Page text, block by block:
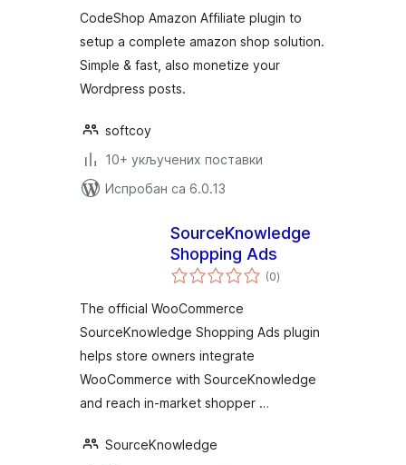
CodeShop Amazon Affiliate plugin to
setup a complete amazon shop solution.
Simple & fast, also monetize your
Wordpress posts.
softcoy
10+ укључених поставки
Испробан са 6.0.13
SourceKnowledge
Shopping Ads
(0укупних
оцена
)
The official WooCommerce
SourceKnowledge Shopping Ads plugin
helps store owners integrate
WooCommerce with SourceKnowledge
and reach in-market shopper …
SourceKnowledge